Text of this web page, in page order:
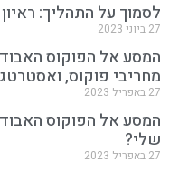
לסמוך על התהליך:
27 ביוני 2023
מחריבי פוקוס,
27 באפריל 2023
המסע אל הפוקוס
שלי?
27 באפריל 2023